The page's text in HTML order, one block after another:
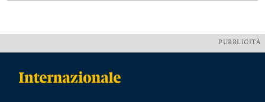
PUBBLICITÀ